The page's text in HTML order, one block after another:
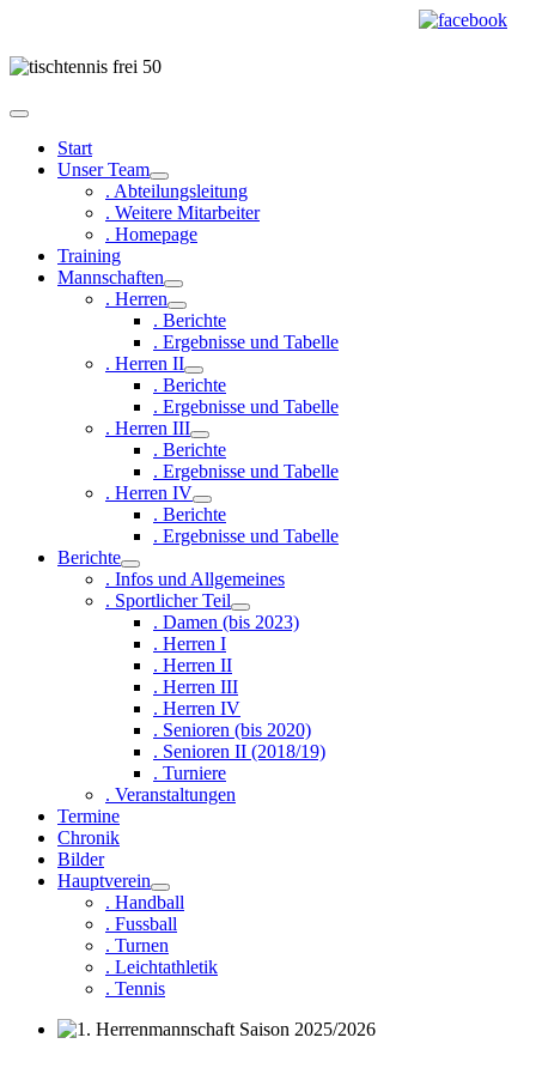
Start
Unser Team
. Abteilungsleitung
. Weitere Mitarbeiter
. Homepage
Training
Mannschaften
. Herren
. Berichte
. Ergebnisse und Tabelle
. Herren II
. Berichte
. Ergebnisse und Tabelle
. Herren III
. Berichte
. Ergebnisse und Tabelle
. Herren IV
. Berichte
. Ergebnisse und Tabelle
Berichte
. Infos und Allgemeines
. Sportlicher Teil
. Damen (bis 2023)
. Herren I
. Herren II
. Herren III
. Herren IV
. Senioren (bis 2020)
. Senioren II (2018/19)
. Turniere
. Veranstaltungen
Termine
Chronik
Bilder
Hauptverein
. Handball
. Fussball
. Turnen
. Leichtathletik
. Tennis